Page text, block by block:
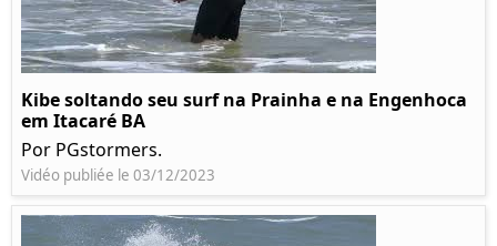
Kibe soltando seu surf na Prainha e na Engenhoca
em Itacaré BA
Por PGstormers.
Vidéo publiée le 03/12/2023